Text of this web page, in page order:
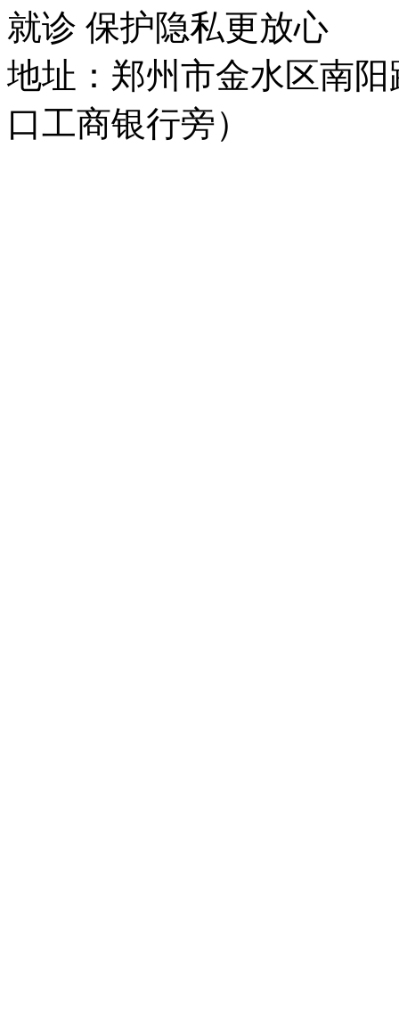
就诊 保护隐私更放心
地址：郑州市金水区南
口工商银行旁）